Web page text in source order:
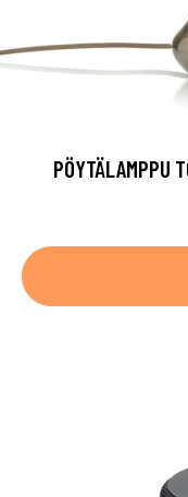
PÖYTÄLAMPPU